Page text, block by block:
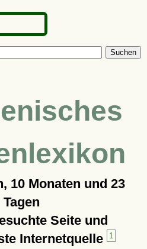
Suchen
10 Monaten und 23
Tagen
Seite und
Internetquelle
1